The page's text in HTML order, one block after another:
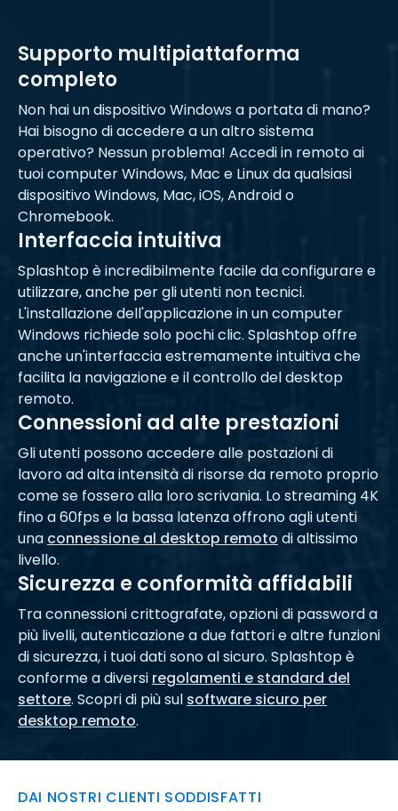
Supporto multipiattaforma
completo
Non hai un dispositivo Windows a portata di mano?
Hai bisogno di accedere a un altro sistema
operativo? Nessun problema! Accedi in remoto ai
tuoi computer Windows, Mac e Linux da qualsiasi
dispositivo Windows, Mac, iOS, Android o
Chromebook.
Interfaccia intuitiva
Splashtop è incredibilmente facile da configurare e
utilizzare, anche per gli utenti non tecnici.
L'installazione dell'applicazione in un computer
Windows richiede solo pochi clic. Splashtop offre
anche un'interfaccia estremamente intuitiva che
facilita la navigazione e il controllo del desktop
remoto.
Connessioni ad alte prestazioni
Gli utenti possono accedere alle postazioni di
lavoro ad alta intensità di risorse da remoto proprio
come se fossero alla loro scrivania. Lo streaming 4K
fino a 60fps e la bassa latenza offrono agli utenti
una connessione al desktop remoto di altissimo
livello.
Sicurezza e conformità affidabili
Tra connessioni crittografate, opzioni di password a
più livelli, autenticazione a due fattori e altre funzioni
di sicurezza, i tuoi dati sono al sicuro. Splashtop è
conforme a diversi regolamenti e standard del
settore. Scopri di più sul software sicuro per
desktop remoto.
DAI NOSTRI CLIENTI SODDISFATTI